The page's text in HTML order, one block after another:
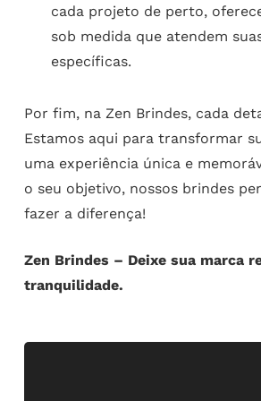
cada projeto de perto,
sob medida que atendem
específicas.
Por fim, na Zen Brindes, cada
Estamos aqui para transformar
uma experiência única e
o seu objetivo, nossos brindes
fazer a diferença!
Zen Brindes – Deixe sua marca
tranquilidade.